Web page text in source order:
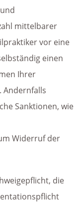
mittelbarer
vor eine
einen
Ihrer
Andernfalls
Sanktionen, wie
Widerruf der
die